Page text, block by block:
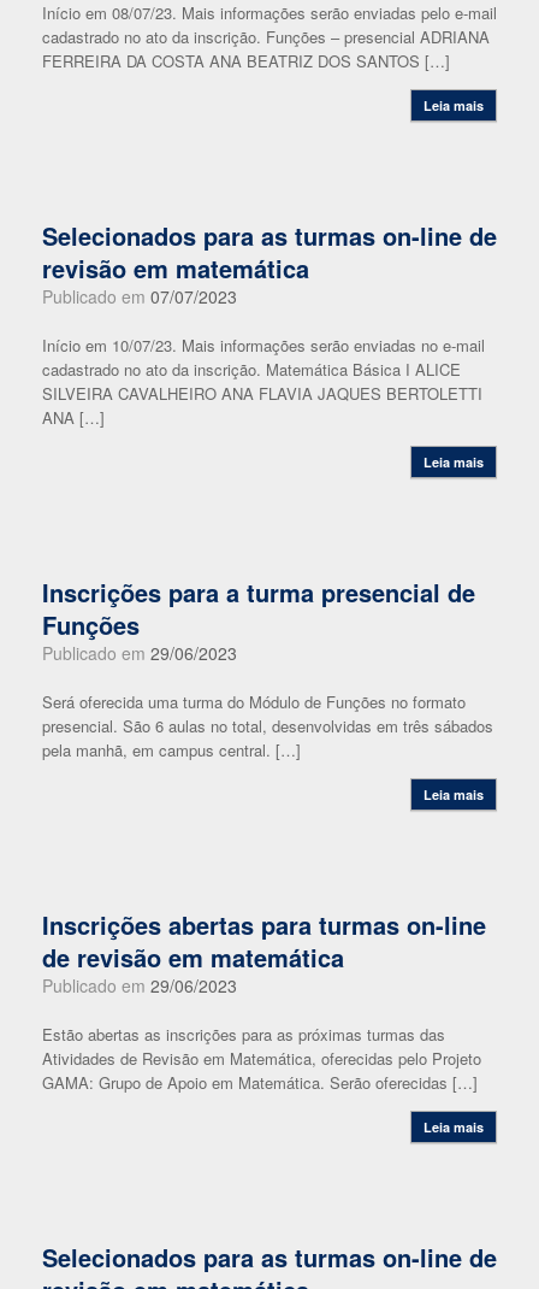
Início em 08/07/23. Mais informações serão enviadas pelo e-mail
cadastrado no ato da inscrição. Funções – presencial ADRIANA
FERREIRA DA COSTA ANA BEATRIZ DOS SANTOS […]
Leia mais
Selecionados para as turmas on-line de
revisão em matemática
Publicado em 07/07/2023
Início em 10/07/23. Mais informações serão enviadas no e-mail
cadastrado no ato da inscrição. Matemática Básica I ALICE
SILVEIRA CAVALHEIRO ANA FLAVIA JAQUES BERTOLETTI
ANA […]
Leia mais
Inscrições para a turma presencial de
Funções
Publicado em 29/06/2023
Será oferecida uma turma do Módulo de Funções no formato
presencial. São 6 aulas no total, desenvolvidas em três sábados
pela manhã, em campus central. […]
Leia mais
Inscrições abertas para turmas on-line
de revisão em matemática
Publicado em 29/06/2023
Estão abertas as inscrições para as próximas turmas das
Atividades de Revisão em Matemática, oferecidas pelo Projeto
GAMA: Grupo de Apoio em Matemática. Serão oferecidas […]
Leia mais
Selecionados para as turmas on-line de